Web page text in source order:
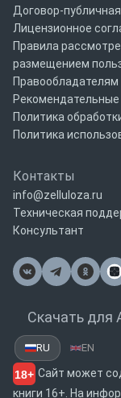
Договор-
Лицензионное
Правила
размещением
Правообладателям
Рекомендательные
Политика
Политика
Контакты
info@zelluloza.ru
Техническая
Консультант
Скачать для
RU EN
18+ Сайт может
книги 16+. На